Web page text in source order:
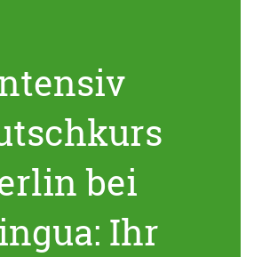
bei
Ihr